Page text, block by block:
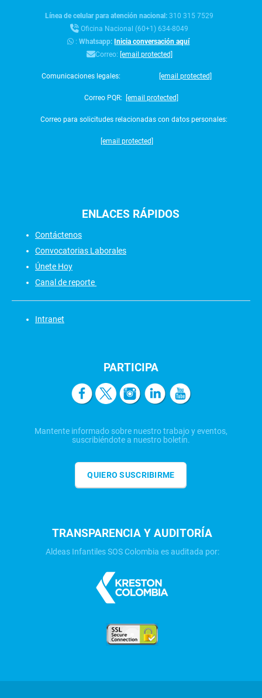
Línea de celular para atención nacional:310 315 7529
Oficina Nacional (60+1) 634-8049
:Whatsapp: Inicia conversación aquí
Correo: [email protected]
Comunicaciones legales: [email protected]
Correo PQR: [email protected]
Correo para solicitudes relacionadas con datos personales:
[email protected]
ENLACES RÁPIDOS
Contáctenos
Convocatorias Laborales
Únete Hoy
Canal de reporte
Intranet
PARTICIPA
Mantente informado sobre nuestro trabajo y eventos,
suscribiéndote a nuestro boletín.
QUIERO SUSCRIBIRME
TRANSPARENCIA Y AUDITORÍA
Aldeas Infantiles SOS Colombia es auditada por: